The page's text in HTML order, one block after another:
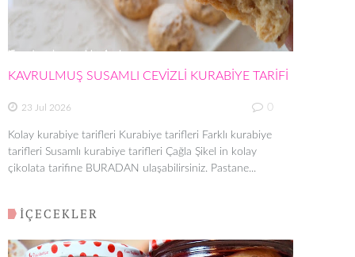
KAVRULMUŞ SUSAMLI CEVİZLİ KURABİYE TARİFİ
23 Jul 2026 0
Kolay kurabiye tarifleri Kurabiye tarifleri Farklı kurabiye
tarifleri Susamlı kurabiye tarifleri Çağla Şikel in kolay
çikolata tarifine BURADAN ulaşabilirsiniz. Pastane...
İÇECEKLER